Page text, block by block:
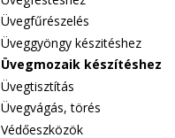
Üvegfűrészelés
Üveggyöngy készitéshez
Üvegmozaik készítéshez
Üvegtisztítás
Üvegvágás, törés
Védőeszközök